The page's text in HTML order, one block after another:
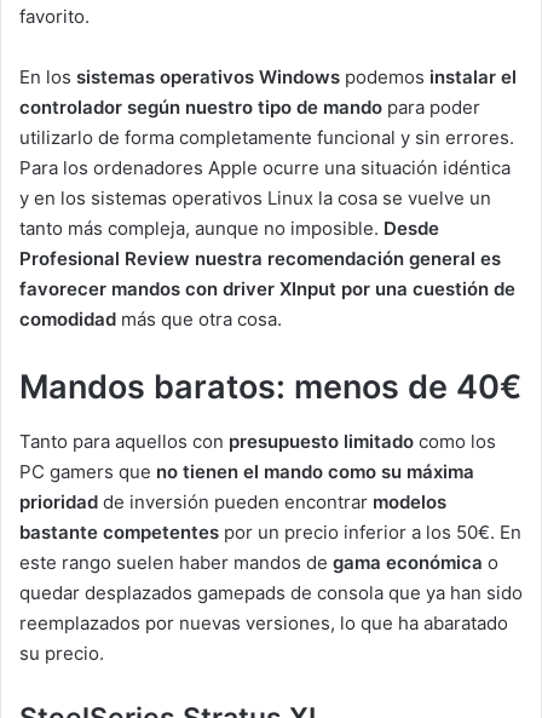
favorito.
En los sistemas operativos Windows podemos instalar el
controlador según nuestro tipo de mando para poder
utilizarlo de forma completamente funcional y sin errores.
Para los ordenadores Apple ocurre una situación idéntica
y en los sistemas operativos Linux la cosa se vuelve un
tanto más compleja, aunque no imposible. Desde
Profesional Review nuestra recomendación general es
favorecer mandos con driver XInput por una cuestión de
comodidad más que otra cosa.
Mandos baratos: menos de 40€
Tanto para aquellos con presupuesto limitado como los
PC gamers que no tienen el mando como su máxima
prioridad de inversión pueden encontrar modelos
bastante competentes por un precio inferior a los 50€. En
este rango suelen haber mandos de gama económica o
quedar desplazados gamepads de consola que ya han sido
reemplazados por nuevas versiones, lo que ha abaratado
su precio.